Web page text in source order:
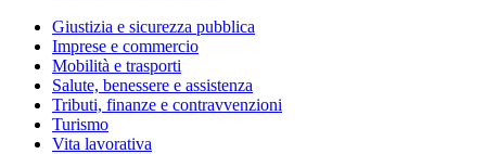
Giustizia e sicurezza pubblica
Imprese e commercio
Mobilità e trasporti
Salute, benessere e assistenza
Tributi, finanze e contravvenzioni
Turismo
Vita lavorativa